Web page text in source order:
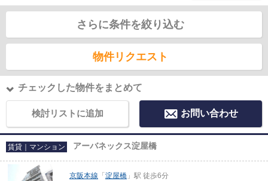
さらに条件を絞り込む
物件リクエスト
チェックした物件をまとめて
検討リストに追加 お問い合わせ
賃貸｜マンション アーバネックス淀屋橋
京阪本線 「 淀屋橋 」駅 徒歩6分